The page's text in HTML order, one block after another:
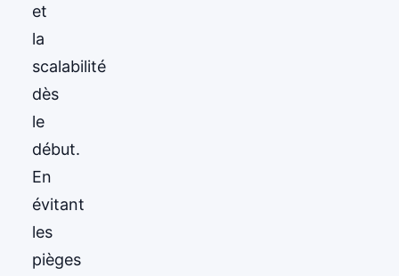
et
la
scalabilité
dès
le
début.
En
évitant
les
pièges